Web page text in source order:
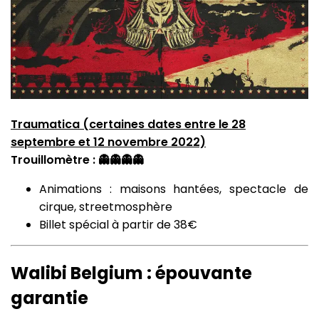
Traumatica (certaines dates entre le 28
septembre et 12 novembre 2022)
Trouillomètre : 👻👻👻👻
Animations : maisons hantées, spectacle de
cirque, streetmosphère
Billet spécial à partir de 38€
Walibi Belgium : épouvante
garantie